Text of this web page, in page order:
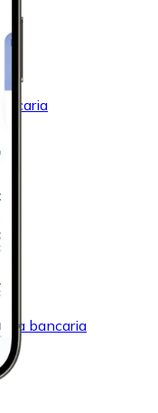
bancaria